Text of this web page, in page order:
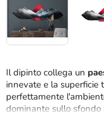
Il dipinto collega un
innevate e la superficie
perfettamente
dominante sullo
scena e aggiunge